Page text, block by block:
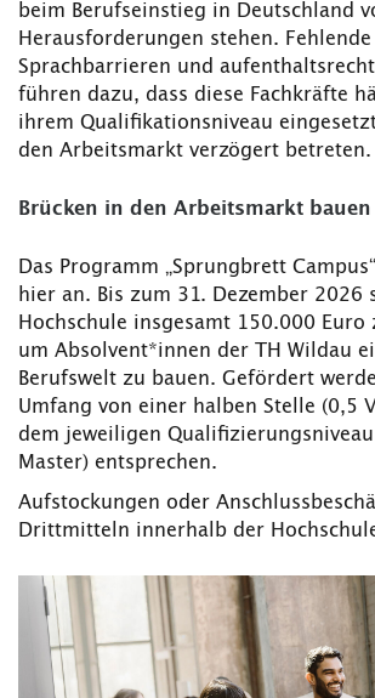
beim Berufseinstieg in Deutschland
Herausforderungen stehen. Fehlende
Sprachbarrieren und
führen dazu, dass diese Fachkräfte
ihrem Qualifikationsniveau
den Arbeitsmarkt verzögert betreten.
Brücken in den Arbeitsmarkt bauen
Das Programm „Sprungbrett
hier an. Bis zum 31. Dezember 2026
Hochschule insgesamt 150.000 Euro
um Absolvent*innen der TH Wildau
Berufswelt zu bauen. Gefördert
Umfang von einer halben Stelle (0,5
dem jeweiligen
Master) entsprechen.
Aufstockungen oder
Drittmitteln innerhalb der